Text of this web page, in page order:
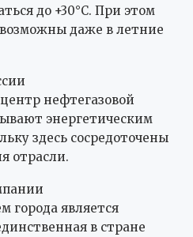
до +30°C. При этом
даже в летние
нефтегазовой
энергетическим
здесь сосредоточены
отрасли.
города является
в стране